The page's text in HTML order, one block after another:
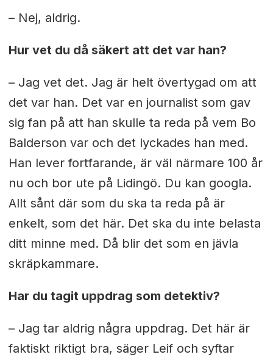
– Nej, aldrig.
Hur vet du då säkert att det var han?
– Jag vet det. Jag är helt övertygad om att
det var han. Det var en journalist som gav
sig fan på att han skulle ta reda på vem Bo
Balderson var och det lyckades han med.
Han lever fortfarande, är väl närmare 100 år
nu och bor ute på Lidingö. Du kan googla.
Allt sånt där som du ska ta reda på är
enkelt, som det här. Det ska du inte belasta
ditt minne med. Då blir det som en jävla
skräpkammare.
Har du tagit uppdrag som detektiv?
– Jag tar aldrig några uppdrag. Det här är
faktiskt riktigt bra, säger Leif och syftar